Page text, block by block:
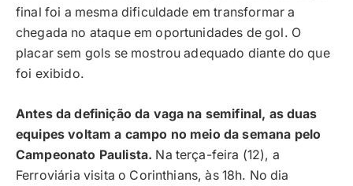
final foi a mesma dificuldade em transformar a
chegada no ataque em oportunidades de gol. O
placar sem gols se mostrou adequado diante do que
foi exibido.
Antes da definição da vaga na semifinal, as duas
equipes voltam a campo no meio da semana pelo
Campeonato Paulista. Na terça-feira (12), a
Ferroviária visita o Corinthians, às 18h. No dia